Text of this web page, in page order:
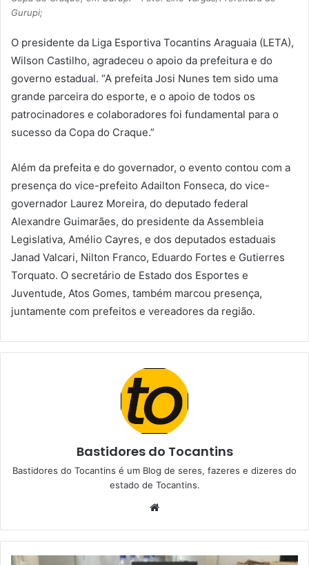
Gurupi;
O presidente da Liga Esportiva Tocantins Araguaia (LETA),
Wilson Castilho, agradeceu o apoio da prefeitura e do
governo estadual. “A prefeita Josi Nunes tem sido uma
grande parceira do esporte, e o apoio de todos os
patrocinadores e colaboradores foi fundamental para o
sucesso da Copa do Craque.”
Além da prefeita e do governador, o evento contou com a
presença do vice-prefeito Adailton Fonseca, do vice-
governador Laurez Moreira, do deputado federal
Alexandre Guimarães, do presidente da Assembleia
Legislativa, Amélio Cayres, e dos deputados estaduais
Janad Valcari, Nilton Franco, Eduardo Fortes e Gutierres
Torquato. O secretário de Estado dos Esportes e
Juventude, Atos Gomes, também marcou presença,
juntamente com prefeitos e vereadores da região.
Bastidores do Tocantins
Bastidores do Tocantins é um Blog de seres, fazeres e dizeres do
estado de Tocantins.
b
s